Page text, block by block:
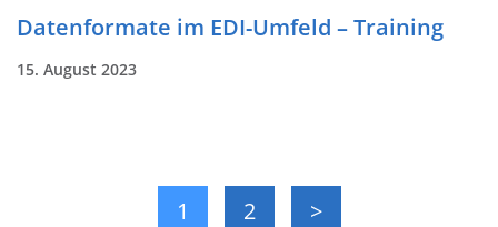
Datenformate im EDI-Umfeld – Training
15. August 2023
1 2 >